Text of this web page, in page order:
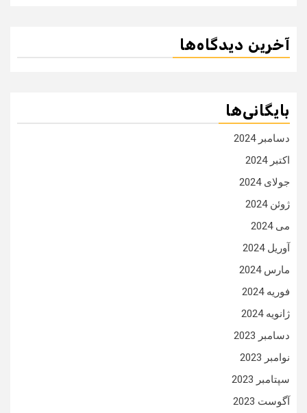
آخرین دیدگاه‌ها
بایگانی‌ها
دسامبر 2024
اکتبر 2024
جولای 2024
ژوئن 2024
می 2024
آوریل 2024
مارس 2024
فوریه 2024
ژانویه 2024
دسامبر 2023
نوامبر 2023
سپتامبر 2023
آگوست 2023